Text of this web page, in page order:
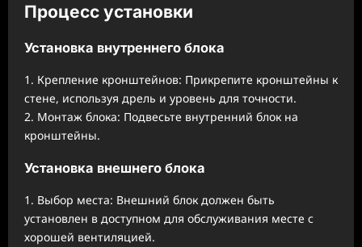
Процесс установки
Установка внутреннего блока
1. Крепление кронштейнов: Прикрепите кронштейны к
стене, используя дрель и уровень для точности.
2. Монтаж блока: Подвесьте внутренний блок на
кронштейны.
Установка внешнего блока
1. Выбор места: Внешний блок должен быть
установлен в доступном для обслуживания месте с
хорошей вентиляцией.